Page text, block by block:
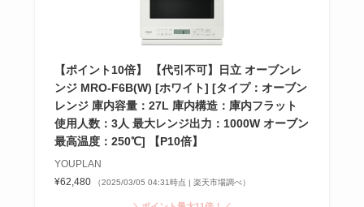
【ポイント10倍】 【代引不可】日立 オーブンレ
ンジ MRO-F6B(W) [ホワイト] [タイプ：オーブン
レンジ 庫内容量：27L 庫内構造：庫内フラット
使用人数：3人 最大レンジ出力：1000W オーブン
最高温度：250℃] 【P10倍】
YOUPLAN
¥62,480
（2025/03/05 04:31時点 | 楽天市場調べ）